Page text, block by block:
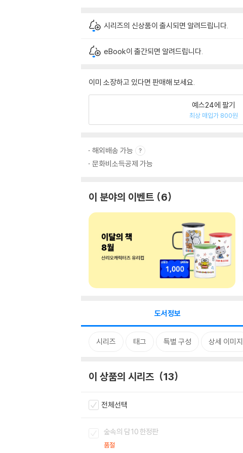
시리즈의 신상품이 출시되면 알려드립니다.
eBook이 출간되면 알려드립니다.
이미 소장하고 있다면 판매해 보세요.
예스24에 팔기
최상 매입가 800원
해외배송 가능
문화비소득공제 가능
이 분야의 이벤트 6
도서정보
시리즈 태그 특별 구성 상세 이미지
이 상품의 시리즈 13
전체선택
숲속의 담 10 한정판
품절